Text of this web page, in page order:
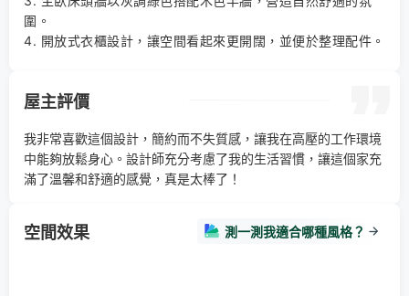
圍。
4. 開放式衣櫃設計，讓空間看起來更開闊，並便於整理配件。
屋主評價
我非常喜歡這個設計，簡約而不失質感，讓我在高壓的工作環境
中能夠放鬆身心。設計師充分考慮了我的生活習慣，讓這個家充
滿了溫馨和舒適的感覺，真是太棒了！
空間效果 測一測我適合哪種風格？